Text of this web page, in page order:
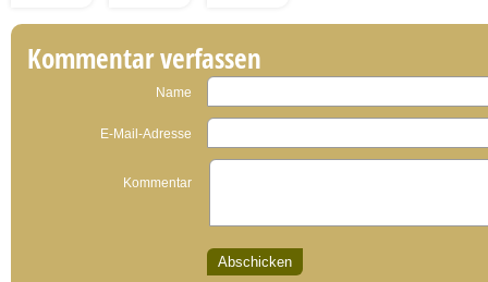
Kommentar verfassen
Name
E-Mail-Adresse
Kommentar